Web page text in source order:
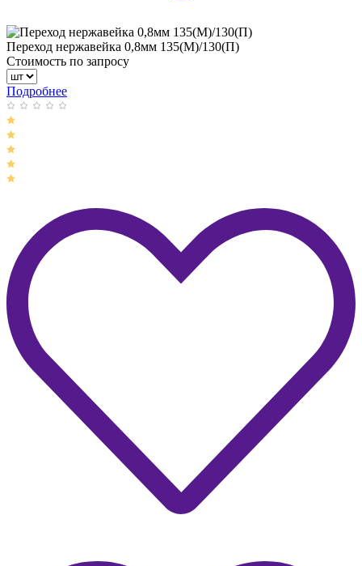
Переход нержавейка 0,8мм 135(М)/130(П)
Стоимость по запросу
Подробнее